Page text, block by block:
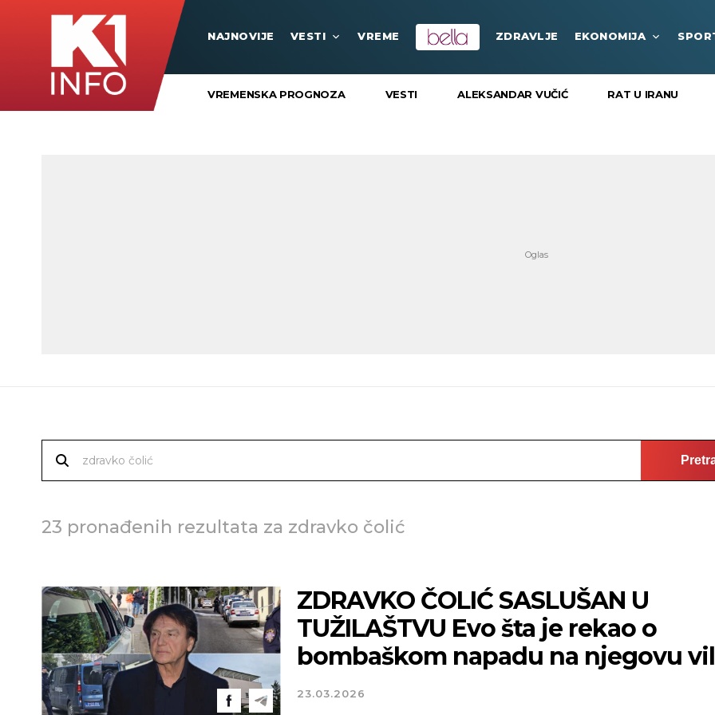
NAJNOVIJE VESTI VREME ZDRAVLJE EKONOMIJA
VREMENSKA PROGNOZA VESTI ALEKSANDAR VUČIĆ RAT U IRANU
23 pronađenih rezultata za zdravko čolić
ZDRAVKO ČOLIĆ SASLUŠAN U
TUŽILAŠTVU Evo šta je rekao o
bombaškom napadu na njegovu
23.03.2026